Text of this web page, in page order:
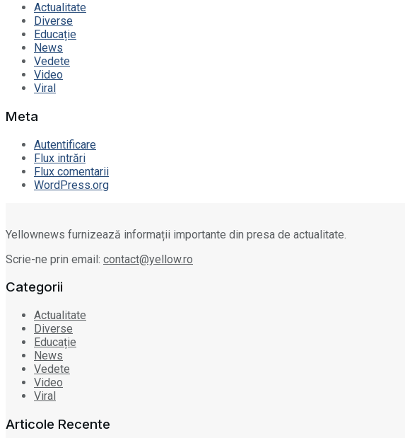
Actualitate
Diverse
Educație
News
Vedete
Video
Viral
Meta
Autentificare
Flux intrări
Flux comentarii
WordPress.org
Yellownews furnizează informații importante din presa de actualitate.
Scrie-ne prin email: contact@yellow.ro
Categorii
Actualitate
Diverse
Educație
News
Vedete
Video
Viral
Articole Recente